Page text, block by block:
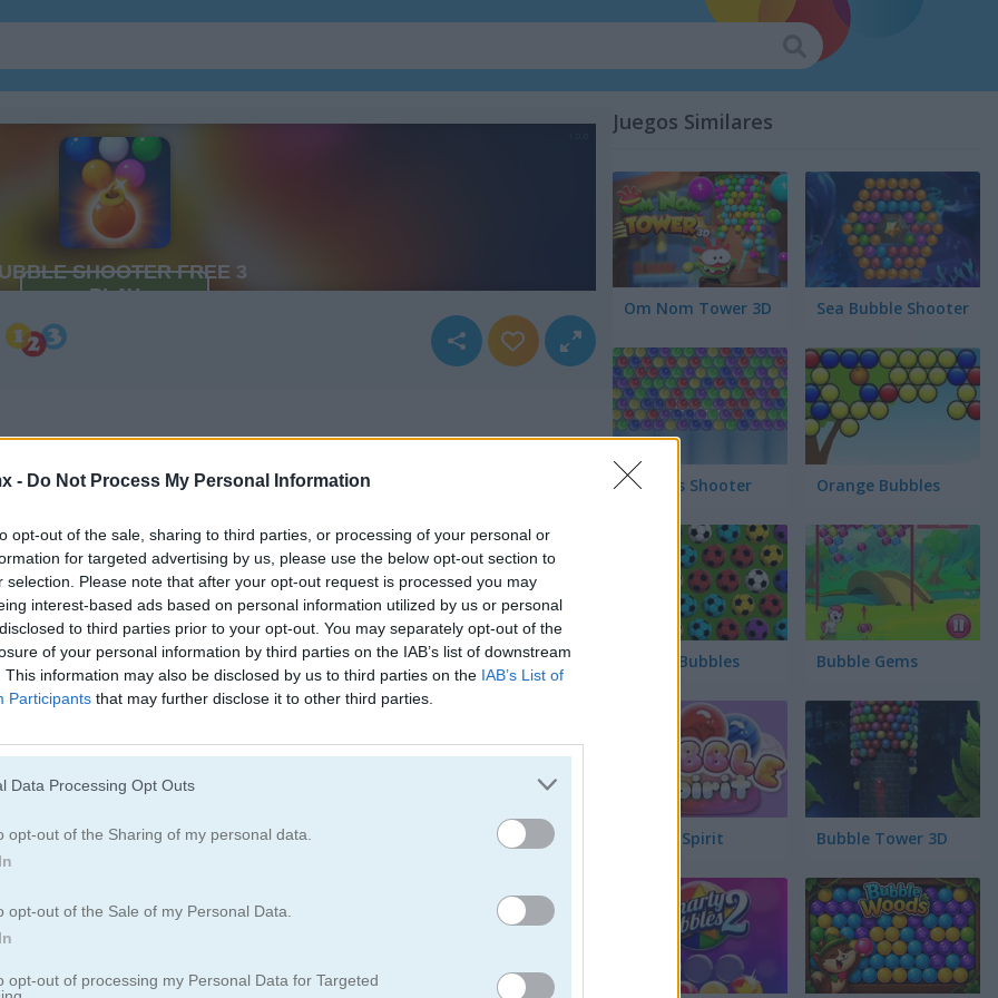
- Do Not Process My Personal Information
opt-out of the sale, sharing to third parties, or processing of your personal or
for targeted advertising by us, please use the below opt-out section to
selection. Please note that after your opt-out request is processed you may
interest-based ads based on personal information utilized by us or personal
to third parties prior to your opt-out. You may separately opt-out of the
of your personal information by third parties on the IAB’s list of downstream
This information may also be disclosed by us to third parties on the IAB’s List of
Participants that may further disclose it to other third parties.
Data Processing Opt Outs
opt-out of the Sharing of my personal data.
opt-out of the Sale of my Personal Data.
opt-out of processing my Personal Data for Targeted
Cómo jugar Bubble Shooter Free 3
Juegos Similares
Om Nom Tower 3D Sea Bubble Shooter
Bubbles Shooter Orange Bubbles
Soccer Bubbles Bubble Gems
Bubble Spirit Bubble Tower 3D